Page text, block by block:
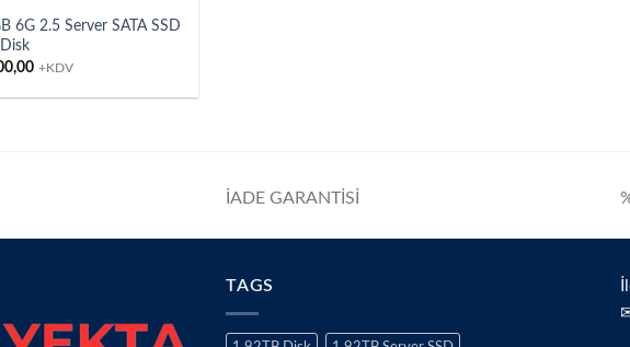
6G 2.5 Server SATA SSD
Disk
+KDV
İADE GARANTİSİ
TAGS